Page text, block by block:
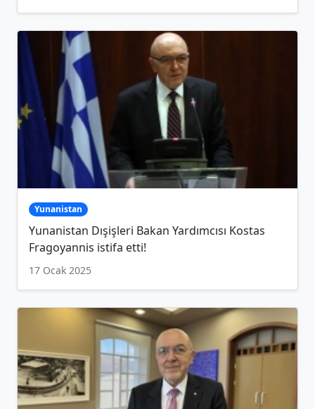
Yunanistan
Yunanistan Dışişleri Bakan Yardımcısı Kostas
Fragoyannis istifa etti!
17 Ocak 2025